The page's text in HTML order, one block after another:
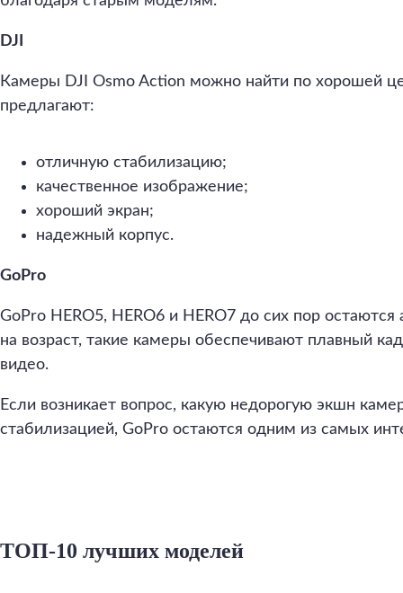
DJI
Камеры DJI Osmo Action можно найти по хорошей
предлагают:
отличную стабилизацию;
качественное изображение;
хороший экран;
надежный корпус.
GoPro
GoPro HERO5, HERO6 и HERO7 до сих пор
на возраст, такие камеры обеспечивают плавный
видео.
Если возникает вопрос, какую недорогую экшн
стабилизацией, GoPro остаются одним из самых
ТОП-10 лучших моделей